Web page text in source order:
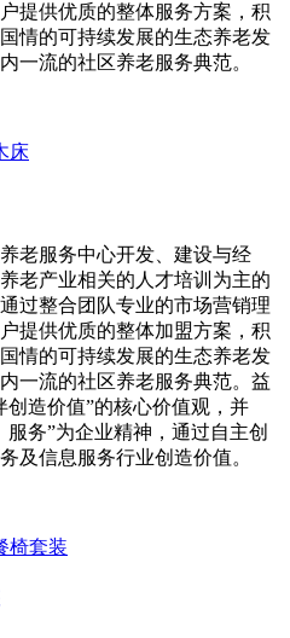
提供优质的整体服务方案，积
情的可持续发展的生态养老发
一流的社区养老服务典范。
老服务中心开发、建设与经
老产业相关的人才培训为主的
过整合团队专业的市场营销理
提供优质的整体加盟方案，积
情的可持续发展的生态养老发
一流的社区养老服务典范。益
创造价值”的核心价值观，并
服务”为企业精神，通过自主创
及信息服务行业创造价值。